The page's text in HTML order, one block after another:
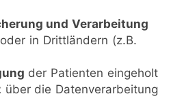
und Verarbeitung
in Drittländern (z.B.
der Patienten eingeholt
über die Datenverarbeitung